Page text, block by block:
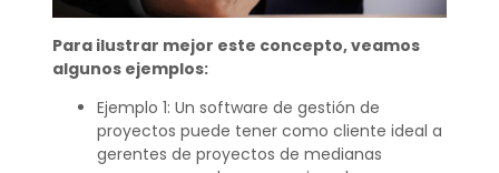
Para ilustrar mejor este concepto, veamos
algunos ejemplos:
Ejemplo 1: Un software de gestión de
proyectos puede tener como cliente ideal a
gerentes de proyectos de medianas